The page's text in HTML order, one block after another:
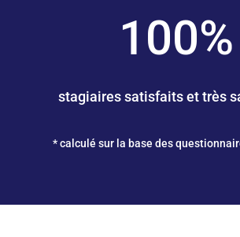
100%
stagiaires satisfaits et très
* calculé sur la base des